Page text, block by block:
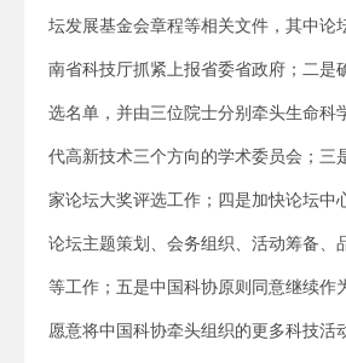
坛发展基金会章程等相关文件，其中论
南省科技厅抓紧上报省委省政府；二是
选名单，并由三位院士分别牵头生命科
代高新技术三个方向的学术委员会；三
家论坛大奖评选工作；四是加快论坛中
论坛主题策划、会务组织、活动筹备、
等工作；五是中国科协原则同意继续作
愿意将中国科协牵头组织的更多科技活